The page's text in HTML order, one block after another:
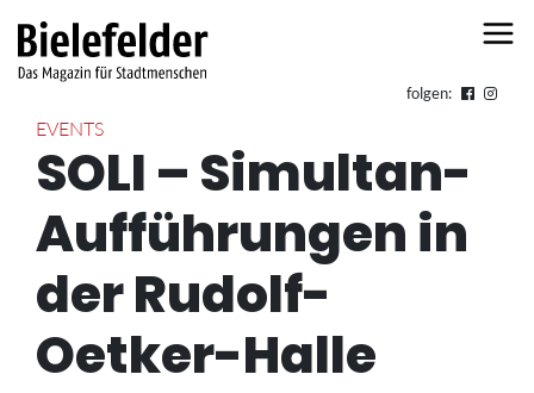
folgen:
EVENTS
SOLI – Simultan-
Aufführungen in
der Rudolf-
Oetker-Halle